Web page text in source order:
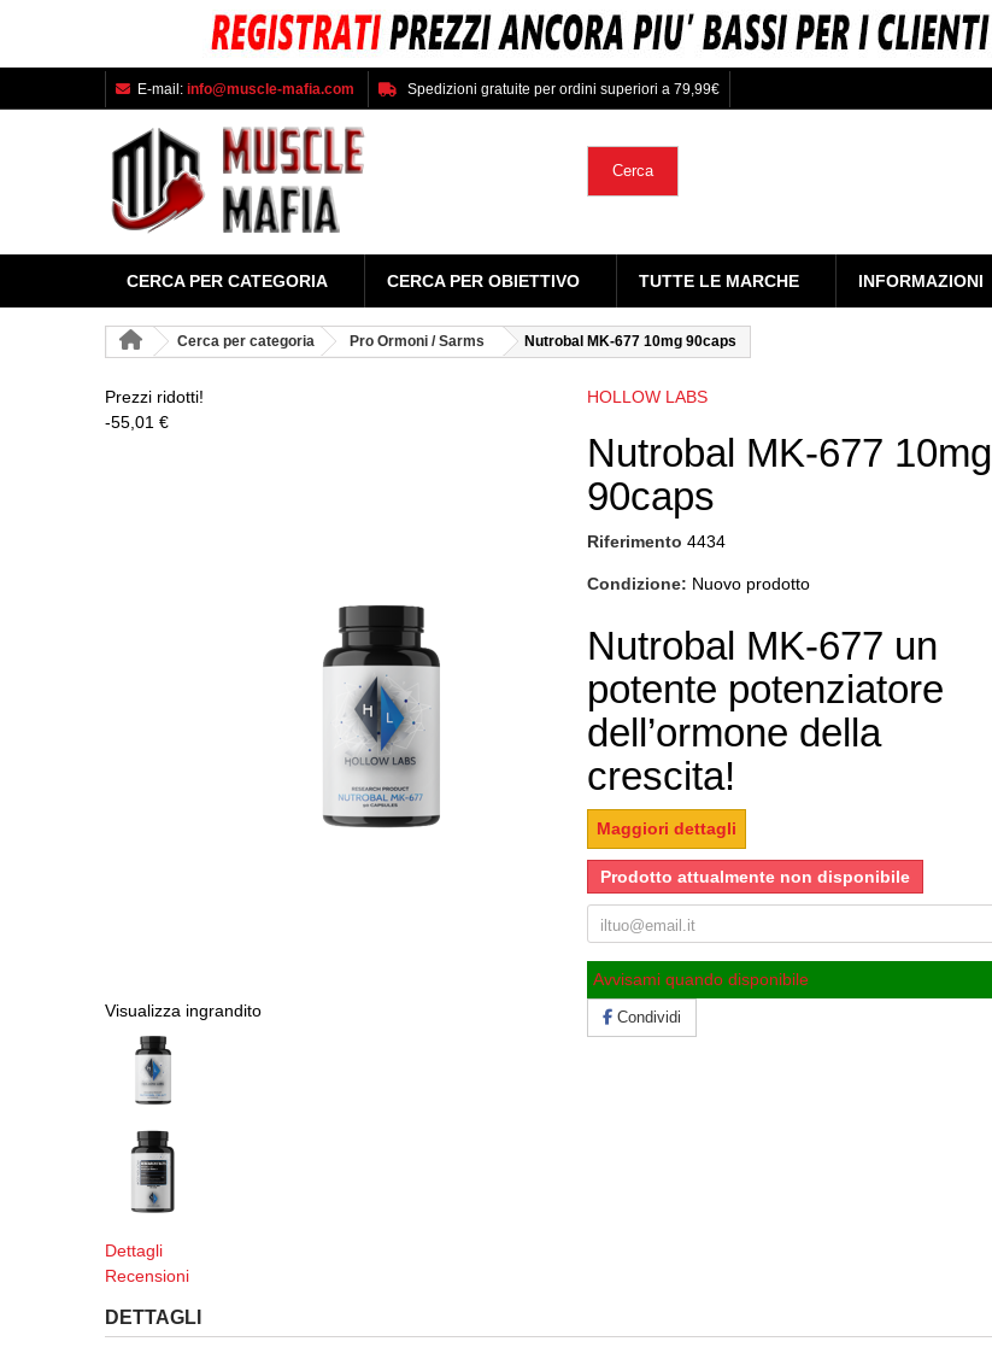
E-mail: info@muscle-mafia.com Spedizioni gratuite per ordini superiori a 79,99€
Cerca
CERCA PER CATEGORIA CERCA PER OBIETTIVO TUTTE LE MARCHE INFORMAZIONI
Cerca per categoria Pro Ormoni / Sarms Nutrobal MK-677 10mg 90caps
Prezzi ridotti!
-55,01 €
Visualizza ingrandito
HOLLOW LABS
Nutrobal MK-677 10mg
90caps
Riferimento 4434
Condizione: Nuovo prodotto
Nutrobal MK-677 un
potente potenziatore
dell’ormone della
crescita!
Maggiori dettagli
Prodotto attualmente non disponibile
Avvisami quando disponibile
Condividi
Dettagli
Recensioni
DETTAGLI